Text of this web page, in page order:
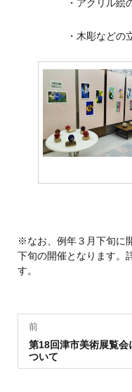
・アクリル絵
・木彫などの
※なお、例年３月下旬に
下旬の開催となります。
す。
稿
ナ
前
過
去
の
第18回津市美術展覧会
ついて